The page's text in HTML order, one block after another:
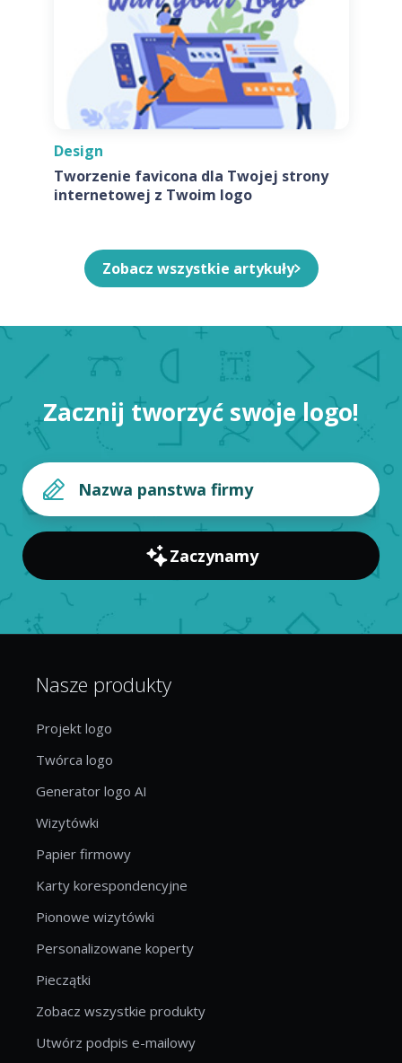
Design
Tworzenie favicona dla Twojej strony
internetowej z Twoim logo
Zobacz wszystkie artykuły
Zacznij tworzyć swoje logo!
Zaczynamy
Nasze produkty
Projekt logo
Twórca logo
Generator logo AI
Wizytówki
Papier firmowy
Karty korespondencyjne
Pionowe wizytówki
Personalizowane koperty
Pieczątki
Zobacz wszystkie produkty
Utwórz podpis e-mailowy